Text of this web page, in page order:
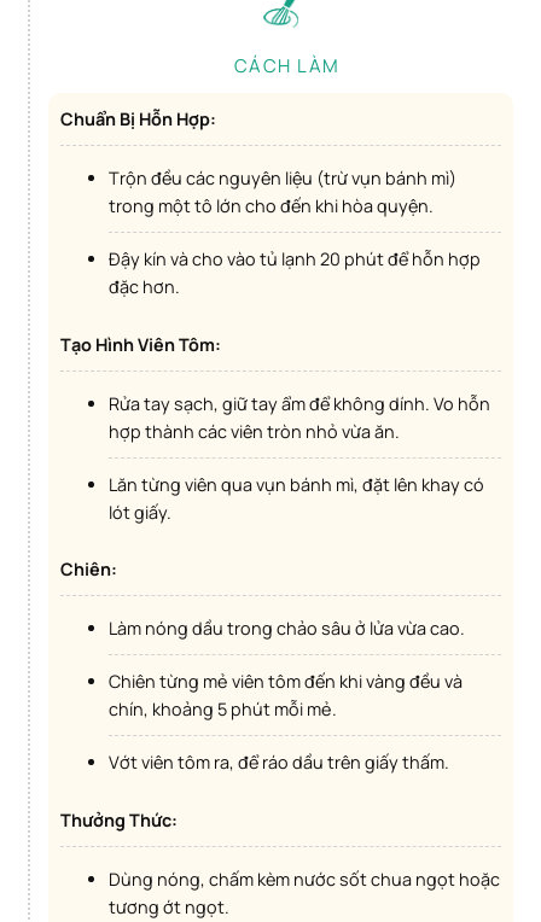
CÁCH LÀM
Chuẩn Bị Hỗn Hợp:
Trộn đều các nguyên liệu (trừ vụn bánh mì)
trong một tô lớn cho đến khi hòa quyện.
Đậy kín và cho vào tủ lạnh 20 phút để hỗn hợp
đặc hơn.
Tạo Hình Viên Tôm:
Rửa tay sạch, giữ tay ẩm để không dính. Vo hỗn
hợp thành các viên tròn nhỏ vừa ăn.
Lăn từng viên qua vụn bánh mì, đặt lên khay có
lót giấy.
Chiên:
Làm nóng dầu trong chảo sâu ở lửa vừa cao.
Chiên từng mẻ viên tôm đến khi vàng đều và
chín, khoảng 5 phút mỗi mẻ.
Vớt viên tôm ra, để ráo dầu trên giấy thấm.
Thưởng Thức:
Dùng nóng, chấm kèm nước sốt chua ngọt hoặc
tương ớt ngọt.